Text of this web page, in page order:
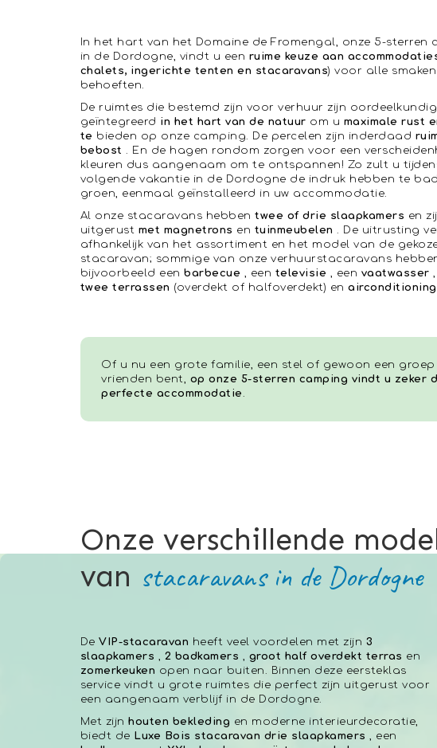
In het hart van het Domaine de Fromengal, onze 5-sterren
in de Dordogne, vindt u een ruime keuze aan
chalets, ingerichte tenten en stacaravans) voor alle smaken
behoeften.
De ruimtes die bestemd zijn voor verhuur zijn oordeelkundig
geïntegreerd in het hart van de natuur om u maximale rust
te bieden op onze camping. De percelen zijn inderdaad
bebost . En de hagen rondom zorgen voor een
kleuren dus aangenaam om te ontspannen! Zo zult u
volgende vakantie in de Dordogne de indruk hebben te
groen, eenmaal geïnstalleerd in uw accommodatie.
Al onze stacaravans hebbentwee of drie slaapkamers en
uitgerust met magnetrons en tuinmeubelen . De uitrusting
afhankelijk van het assortiment en het model van de
stacaravan; sommige van onze verhuurstacaravans
bijvoorbeeld eenbarbecue , een televisie , een vaatwasser
twee terrassen (overdekt of halfoverdekt) enairconditioning
Of u nu een grote familie, een stel of gewoon een groep
vrienden bent, op onze 5-sterren camping vindt u zeker
perfecte accommodatie
Onze verschillende
van stacaravans in de Dordogne
DeVIP-stacaravan heeft veel voordelen met zijn 3
slaapkamers , 2 badkamers , groot half overdekt terras en
zomerkeuken open naar buiten. Binnen deze eersteklas
service vindt u grote ruimtes die perfect zijn uitgerust voor
een aangenaam verblijf in de Dordogne.
Met zijnhouten bekleding en moderne interieurdecoratie,
biedt de Luxe Bois stacaravan drie slaapkamers , een